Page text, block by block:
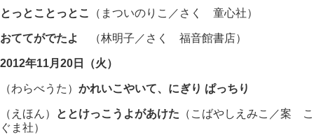
とっとことっとこ （まついのりこ／さく 童心社）
おててがでたよ （林明子／さく 福音館書店）
2012年11月20日（火）
（わらべうた） かれいこやいて、にぎり ぱっちり
（えほん） ととけっこうよがあけた （こばやしえみこ／案 こ
ぐま社）